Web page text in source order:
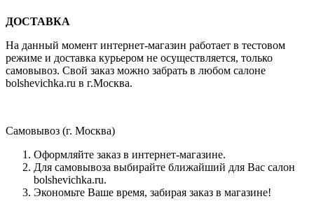
ДОСТАВКА
На данный момент интернет-магазин работает в тестовом
режиме и доставка курьером не осуществляется, только
самовывоз. Свой заказ можно забрать в любом салоне
bolshevichka.ru в г.Москва.
Самовывоз (г. Москва)
Оформляйте заказ в интернет-магазине.
Для самовывоза выбирайте ближайший для Вас салон
bolshevichka.ru.
Экономьте Ваше время, забирая заказ в магазине!